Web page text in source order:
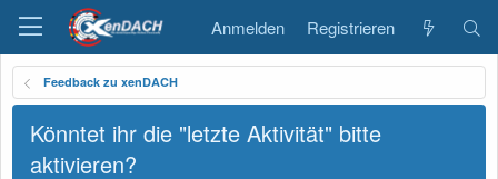
Anmelden Registrieren
Feedback zu xenDACH
Könntet ihr die "letzte Aktivität" bitte
aktivieren?